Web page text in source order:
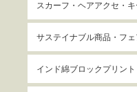
スカーフ・ヘアアクセ・
サステイナブル商品・フ
インド綿ブロックプリント